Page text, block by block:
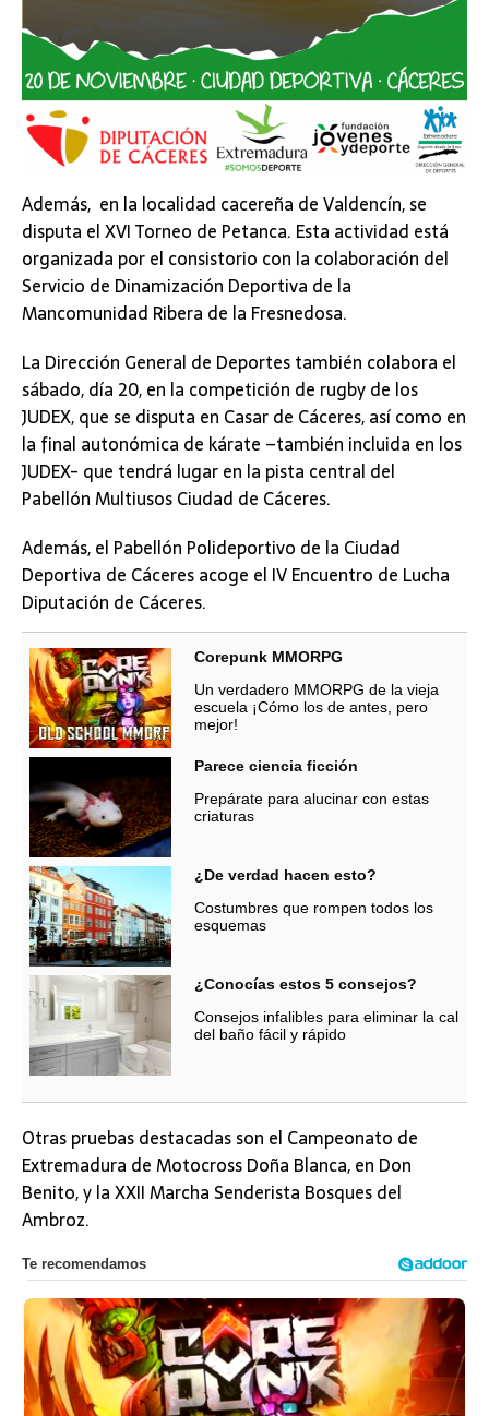
Además, en la localidad cacereña de Valdencín, se
disputa el XVI Torneo de Petanca. Esta actividad está
organizada por el consistorio con la colaboración del
Servicio de Dinamización Deportiva de la
Mancomunidad Ribera de la Fresnedosa.
La Dirección General de Deportes también colabora el
sábado, día 20, en la competición de rugby de los
JUDEX, que se disputa en Casar de Cáceres, así como en
la final autonómica de kárate –también incluida en los
JUDEX- que tendrá lugar en la pista central del
Pabellón Multiusos Ciudad de Cáceres.
Además, el Pabellón Polideportivo de la Ciudad
Deportiva de Cáceres acoge el IV Encuentro de Lucha
Diputación de Cáceres.
Corepunk MMORPG
Un verdadero MMORPG de la vieja
escuela ¡Cómo los de antes, pero
mejor!
Parece ciencia ficción
Prepárate para alucinar con estas
criaturas
¿De verdad hacen esto?
Costumbres que rompen todos los
esquemas
¿Conocías estos 5 consejos?
Consejos infalibles para eliminar la cal
del baño fácil y rápido
Otras pruebas destacadas son el Campeonato de
Extremadura de Motocross Doña Blanca, en Don
Benito, y la XXII Marcha Senderista Bosques del
Ambroz.